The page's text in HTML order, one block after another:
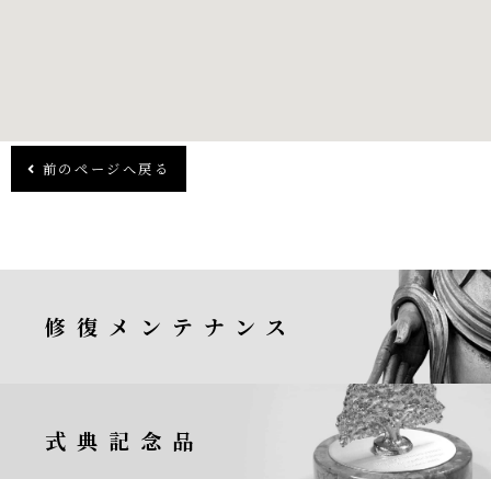
前のページへ戻る
修復メンテナンス
式典記念品